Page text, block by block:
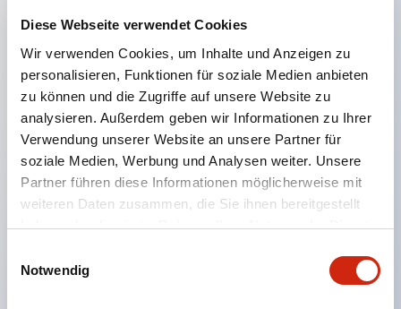
Diese Webseite verwendet Cookies
Wir verwenden Cookies, um Inhalte und Anzeigen zu
personalisieren, Funktionen für soziale Medien anbieten
zu können und die Zugriffe auf unsere Website zu
analysieren. Außerdem geben wir Informationen zu Ihrer
Verwendung unserer Website an unsere Partner für
soziale Medien, Werbung und Analysen weiter. Unsere
Partner führen diese Informationen möglicherweise mit
weiteren Daten zusammen, die Sie ihnen bereitgestellt
haben oder die sie im Rahmen Ihrer Nutzung der Dienste
Notwendig
Die Niederspannungsversion (6–24 V Typ) der
schrittweise auf Produkte aus dem neuen
Katalogmodell umgestellt.
Ausgestattet mit HW-U-Kontaktblöcken, die eine
Finger-Schutzstruktur, Schraubklemmen und
Schutzart IP20 bieten.
LED-Lampen für Hochspannungstypen sind jetzt
verfügbar, und die Nennbetriebsspannung des
LED-Lampe (LSRD-Lampe), die mit nur einer